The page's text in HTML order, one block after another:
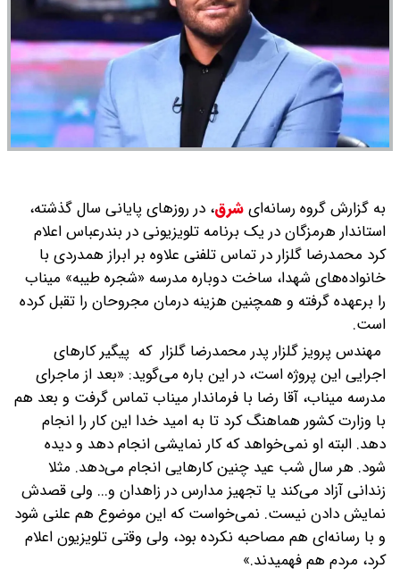
به گزارش گروه رسانه‌ایشرق، در روزهای پایانی سال گذشته،
استاندار هرمزگان در یک برنامه تلویزیونی در بندرعباس اعلام
کرد محمدرضا گلزار در تماس تلفنی علاوه بر ابراز همدردی با
خانواده‌های شهدا، ساخت دوباره مدرسه «شجره طیبه» میناب
را برعهده گرفته و همچنین هزینه درمان مجروحان را تقبل کرده
است.
مهندس پرویز گلزار پدر محمدرضا گلزار که پیگیر کارهای
اجرایی این پروژه است، در این باره می‌گوید: «بعد از ماجرای
مدرسه میناب، آقا رضا با فرماندار میناب تماس گرفت و بعد هم
با وزارت کشور هماهنگ کرد تا به امید خدا این کار را انجام
دهد. البته او نمی‌خواهد که کار نمایشی انجام دهد و دیده
شود. هر سال شب عید چنین کارهایی انجام می‌دهد. مثلا
زندانی آزاد می‌کند یا تجهیز مدارس در زاهدان و... ولی قصدش
نمایش دادن نیست. نمی‌خواست که این موضوع هم علنی شود
و با رسانه‌ای هم مصاحبه نکرده بود، ولی وقتی تلویزیون اعلام
کرد، مردم هم فهمیدند.»